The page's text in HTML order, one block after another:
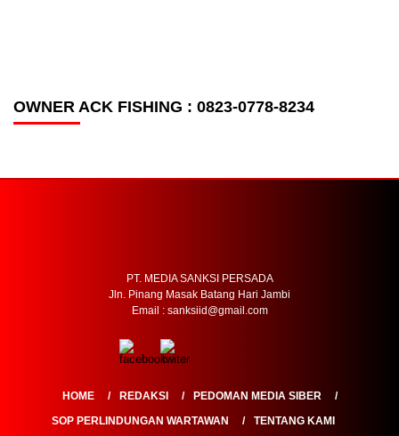
OWNER ACK FISHING : 0823-0778-8234
REDAKSI
COPYRIGHT @ 2024 PT. MEDIA SANKSI PERSADA